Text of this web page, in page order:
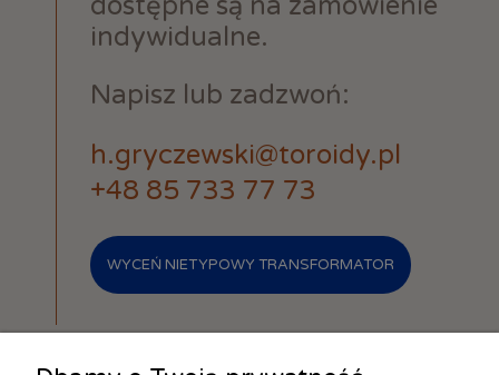
indywidualne.
Napisz lub zadzwoń:
h.gryczewski@toroidy.pl
+48 85 733 77 73
WYCEŃ NIETYPOWY TRANSFORMATOR